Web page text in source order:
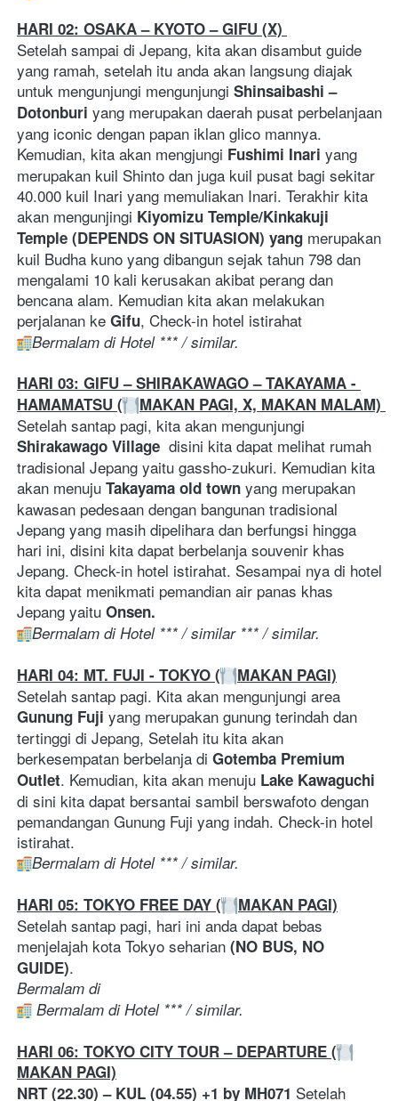
HARI 02: OSAKA – KYOTO – GIFU (X)
Setelah sampai di Jepang, kita akan disambut guide
yang ramah, setelah itu anda akan langsung diajak
untuk mengunjungi mengunjungi Shinsaibashi –
Dotonburi yang merupakan daerah pusat perbelanjaan
yang iconic dengan papan iklan glico mannya.
Kemudian, kita akan mengjungi Fushimi Inari yang
merupakan kuil Shinto dan juga kuil pusat bagi sekitar
40.000 kuil Inari yang memuliakan Inari. Terakhir kita
akan mengunjingi Kiyomizu Temple/Kinkakuji
Temple (DEPENDS ON SITUASION) yang merupakan
kuil Budha kuno yang dibangun sejak tahun 798 dan
mengalami 10 kali kerusakan akibat perang dan
bencana alam. Kemudian kita akan melakukan
perjalanan ke Gifu, Check-in hotel istirahat
Bermalam di Hotel *** / similar.
HARI 03: GIFU – SHIRAKAWAGO – TAKAYAMA -
HAMAMATSU (
Shirakawago Village disini kita dapat melihat rumah
tradisional Jepang yaitu gassho-zukuri. Kemudian kita
akan menuju Takayama old town yang merupakan
kawasan pedesaan dengan bangunan tradisional
Jepang yang masih dipelihara dan berfungsi hingga
hari ini, disini kita dapat berbelanja souvenir khas
Jepang. Check-in hotel istirahat. Sesampai nya di hotel
kita dapat menikmati pemandian air panas khas
Jepang yaitu Onsen.
Bermalam di Hotel *** / similar *** / similar.
HARI 04: MT. FUJI - TOKYO (
MAKAN PAGI)
Gunung Fuji yang merupakan gunung terindah dan
tertinggi di Jepang, Setelah itu kita akan
berkesempatan berbelanja di Gotemba Premium
Outlet. Kemudian, kita akan menuju
di sini kita dapat bersantai sambil berswafoto dengan
pemandangan Gunung Fuji yang indah. Check-in hotel
istirahat.
Bermalam di Hotel *** / similar.
HARI 05: TOKYO FREE DAY (
MAKAN PAGI)
Setelah santap pagi, hari ini anda dapat bebas
menjelajah kota Tokyo seharian (NO BUS, NO
GUIDE).
Bermalam di
Bermalam di Hotel *** / similar.
HARI 06: TOKYO CITY TOUR – DEPARTURE (
MAKAN PAGI)
NRT (22.30) – KUL (04.55) +1 by MH071 Setelah